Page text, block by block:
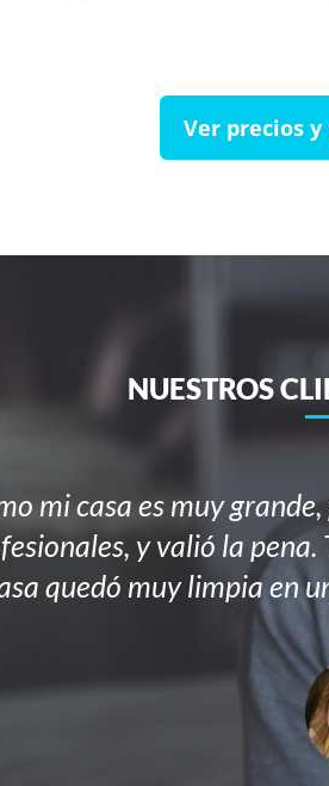
Ver precios
NUESTROS
mi casa es muy
y valió la
quedó muy limpia en